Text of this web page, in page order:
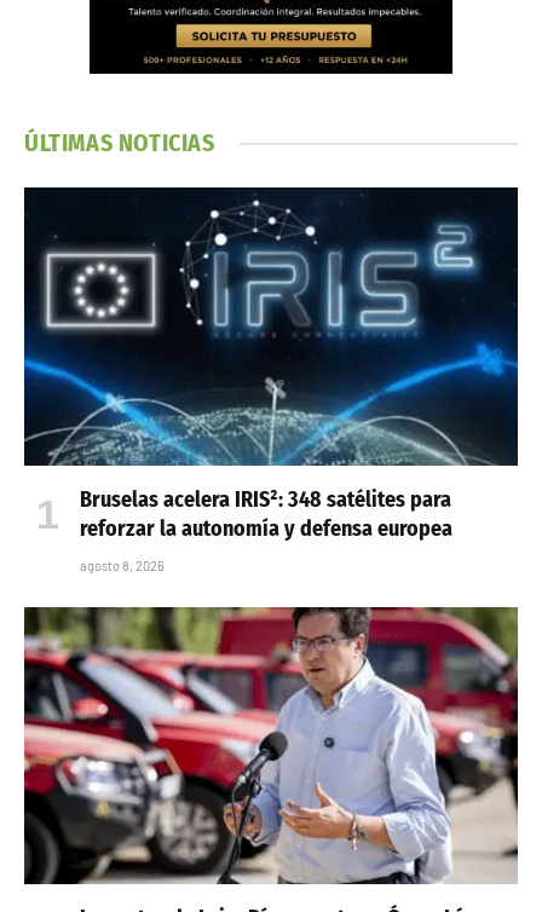
ÚLTIMAS NOTICIAS
Bruselas acelera IRIS²: 348 satélites para
reforzar la autonomía y defensa europea
agosto 8, 2026